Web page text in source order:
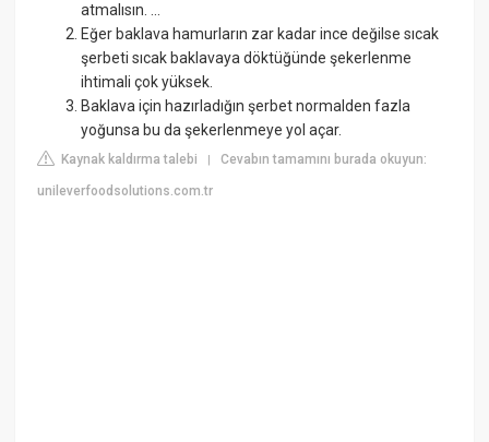
atmalısın. ...
Eğer baklava hamurların zar kadar ince değilse sıcak
şerbeti sıcak baklavaya döktüğünde şekerlenme
ihtimali çok yüksek.
Baklava için hazırladığın şerbet normalden fazla
yoğunsa bu da şekerlenmeye yol açar.
Kaynak kaldırma talebi |Cevabın tamamını burada okuyun:
unileverfoodsolutions.com.tr